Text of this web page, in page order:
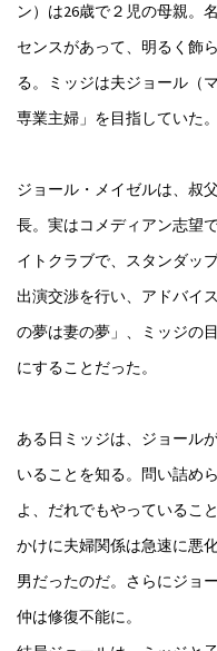
ン）は26歳で２児の母親。
センスがあって、明るく飾
る。ミッジは夫ジョール（
専業主婦」を目指していた。
ジョール・メイゼルは、叔
長。実はコメディアン志望
イトクラブで、スタンダッ
出演交渉を行い、アドバイ
の夢は妻の夢」、ミッジの
にすることだった。
ある日ミッジは、ジョール
いることを知る。問い詰め
よ、だれでもやっているこ
かけに夫婦関係は急速に悪
男だったのだ。さらにジョ
仲は修復不能に。